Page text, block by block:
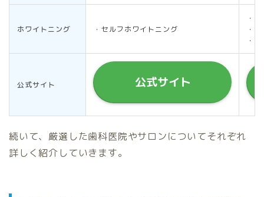
ホワイトニング ・セルフホワイトニング
・
・
・
公式サイト 公式サイト
続いて、厳選した歯科医院やサロンについてそれぞれ
詳しく紹介していきます。